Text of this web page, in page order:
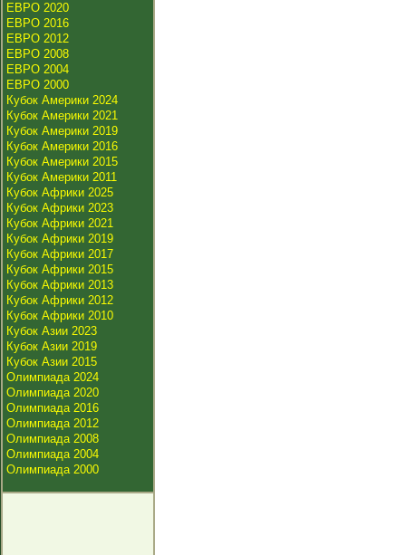
ЕВРО 2020
ЕВРО 2016
ЕВРО 2012
ЕВРО 2008
ЕВРО 2004
ЕВРО 2000
Кубок Америки 2024
Кубок Америки 2021
Кубок Америки 2019
Кубок Америки 2016
Кубок Америки 2015
Кубок Америки 2011
Кубок Африки 2025
Кубок Африки 2023
Кубок Африки 2021
Кубок Африки 2019
Кубок Африки 2017
Кубок Африки 2015
Кубок Африки 2013
Кубок Африки 2012
Кубок Африки 2010
Кубок Азии 2023
Кубок Азии 2019
Кубок Азии 2015
Олимпиада 2024
Олимпиада 2020
Олимпиада 2016
Олимпиада 2012
Олимпиада 2008
Олимпиада 2004
Олимпиада 2000